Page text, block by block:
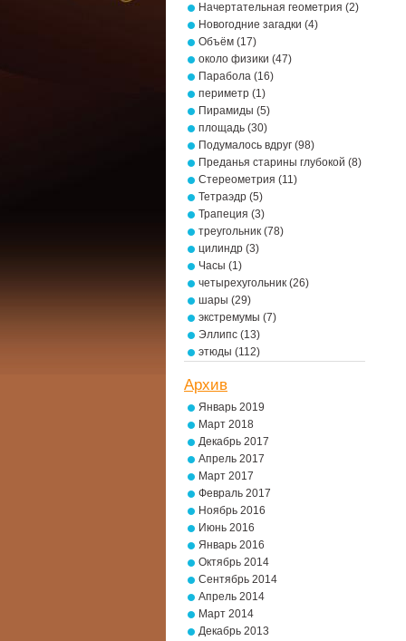
Начертательная геометрия (2)
Новогодние загадки (4)
Объём (17)
около физики (47)
Парабола (16)
периметр (1)
Пирамиды (5)
площадь (30)
Подумалось вдруг (98)
Преданья старины глубокой (8)
Стереометрия (11)
Тетраэдр (5)
Трапеция (3)
треугольник (78)
цилиндр (3)
Часы (1)
четырехугольник (26)
шары (29)
экстремумы (7)
Эллипс (13)
этюды (112)
Архив
Январь 2019
Март 2018
Декабрь 2017
Апрель 2017
Март 2017
Февраль 2017
Ноябрь 2016
Июнь 2016
Январь 2016
Октябрь 2014
Сентябрь 2014
Апрель 2014
Март 2014
Декабрь 2013